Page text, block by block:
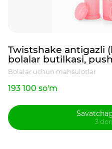
Twistshake antigazli
bolalar butilkasi,
Bolalar uchun mahsulotlar
193 100 so'm
3